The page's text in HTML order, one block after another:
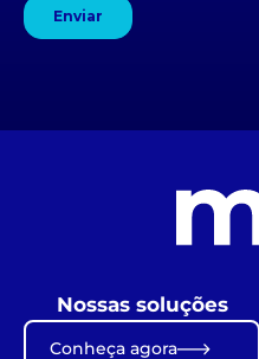
Nossas soluções
Conheça agora